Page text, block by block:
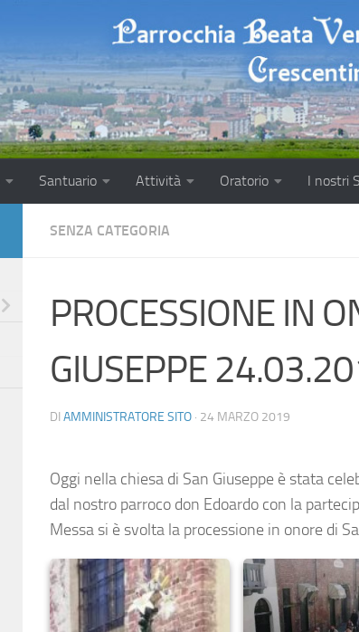
Santuario Attività Oratorio I nostri
SENZA CATEGORIA
PROCESSIONE IN
GIUSEPPE
DI AMMINISTRATORE SITO · 24 MARZO 2019
Oggi nella chiesa di San Giuseppe è stata
dal nostro parroco don Edoardo con la
Messa si è svolta la processione in onore di